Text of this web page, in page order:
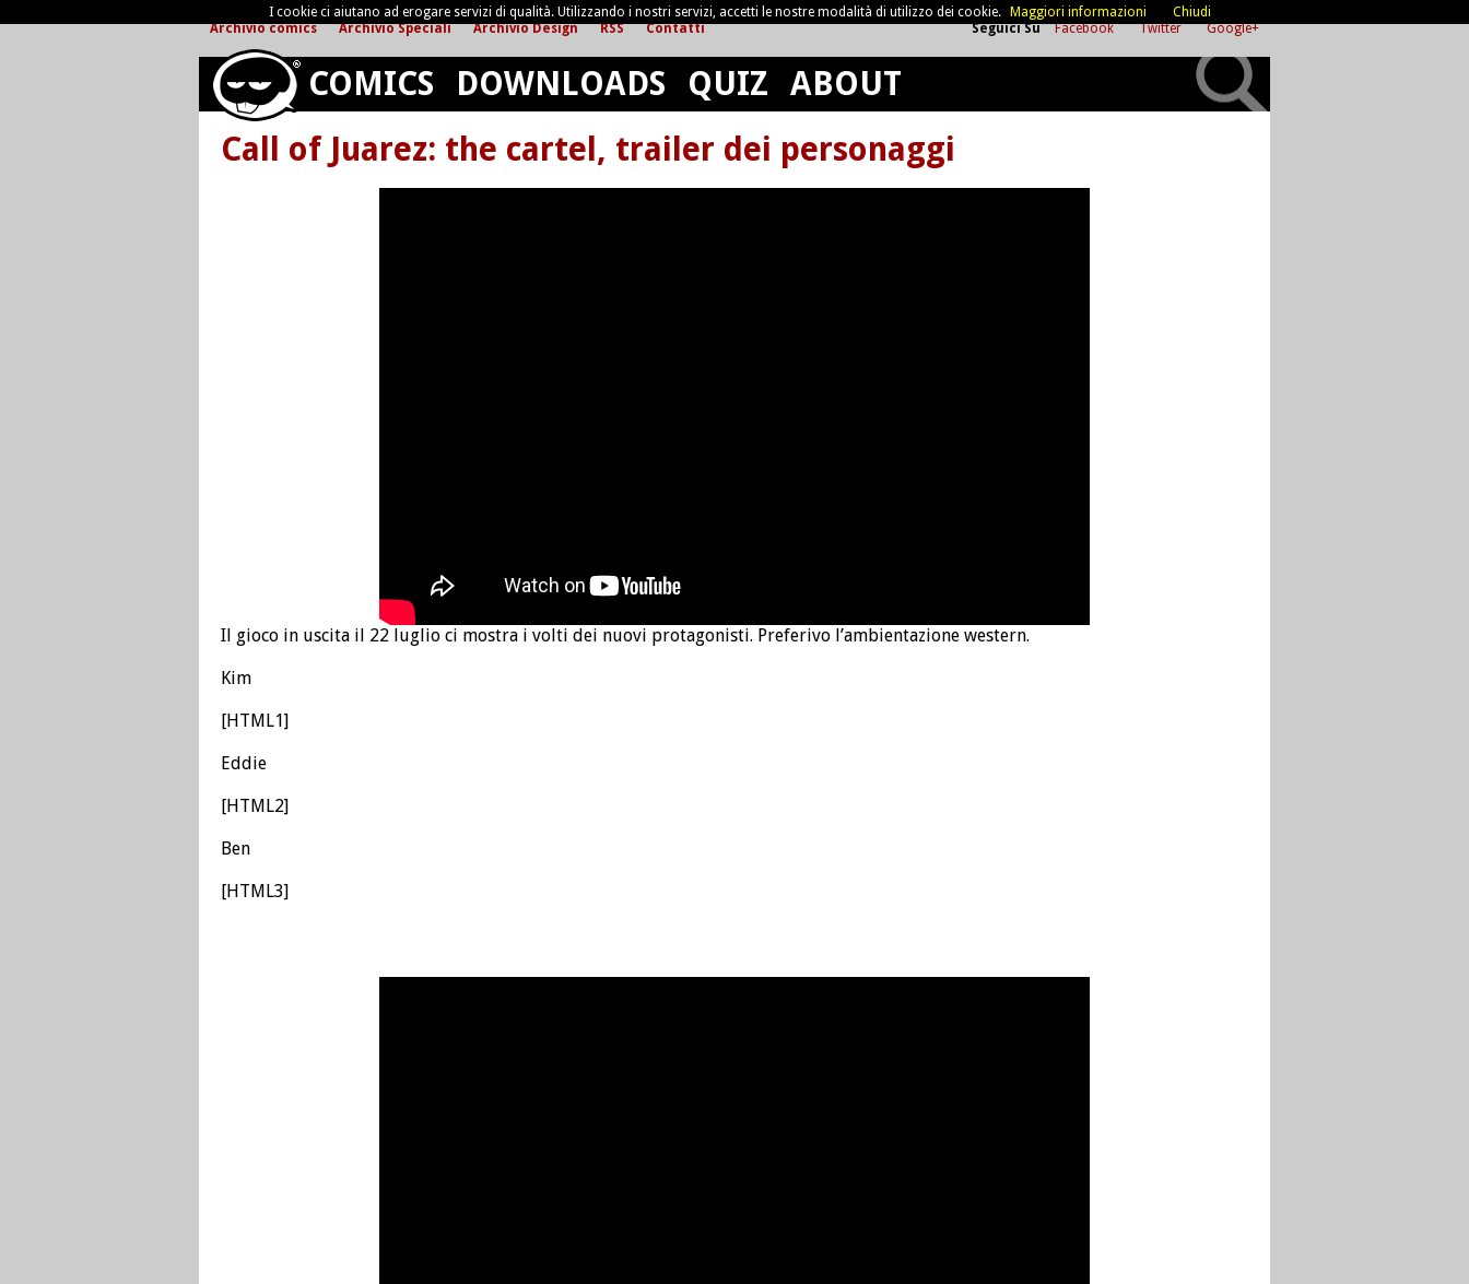
Seguici Su Facebook Twitter Google+
Archivio comics Archivio Speciali Archivio Design RSS Contatti
COMICS DOWNLOADS QUIZ ABOUT
Call of Juarez: the cartel, trailer dei personaggi
Il gioco in uscita il 22 luglio ci mostra i volti dei nuovi protagonisti. Preferivo l’ambientazione western.
Kim
[HTML1]
Eddie
[HTML2]
Ben
[HTML3]
I cookie ci aiutano ad erogare servizi di qualità. Utilizzando i nostri servizi, accetti le nostre modalità di utilizzo dei cookie. Maggiori informazioni Chiudi